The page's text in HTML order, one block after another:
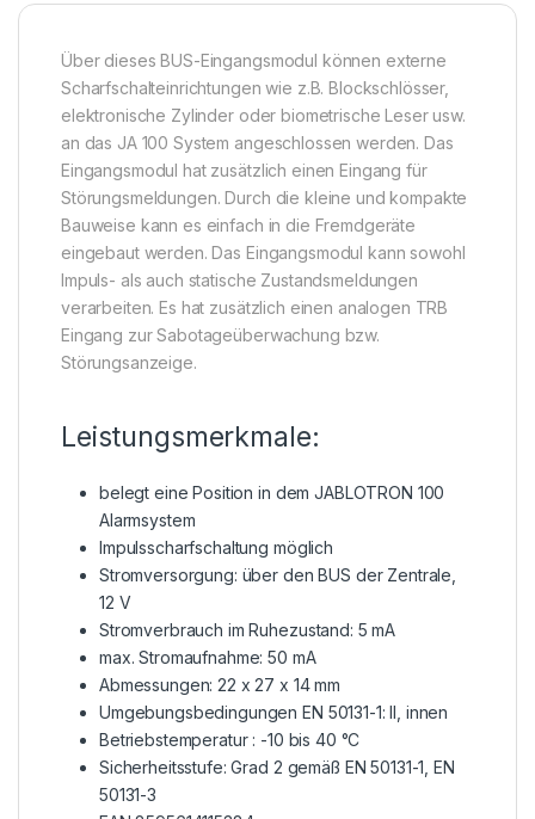
Über dieses BUS-Eingangsmodul können externe
Scharfschalteinrichtungen wie z.B. Blockschlösser,
elektronische Zylinder oder biometrische Leser usw.
an das JA 100 System angeschlossen werden. Das
Eingangsmodul hat zusätzlich einen Eingang für
Störungsmeldungen. Durch die kleine und kompakte
Bauweise kann es einfach in die Fremdgeräte
eingebaut werden. Das Eingangsmodul kann sowohl
Impuls- als auch statische Zustandsmeldungen
verarbeiten. Es hat zusätzlich einen analogen TRB
Eingang zur Sabotageüberwachung bzw.
Störungsanzeige.
Leistungsmerkmale:
belegt eine Position in dem JABLOTRON 100
Alarmsystem
Impulsscharfschaltung möglich
Stromversorgung: über den BUS der Zentrale,
12 V
Stromverbrauch im Ruhezustand: 5 mA
max. Stromaufnahme: 50 mA
Abmessungen: 22 x 27 x 14 mm
Umgebungsbedingungen EN 50131-1: II, innen
Betriebstemperatur : -10 bis 40 °C
Sicherheitsstufe: Grad 2 gemäß EN 50131-1, EN
50131-3